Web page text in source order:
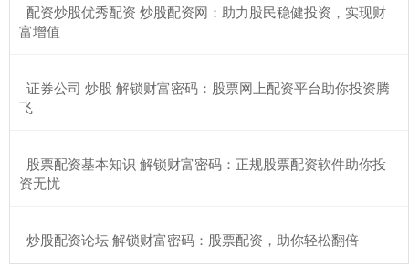
​配资炒股优秀配资 炒股配资网：助力股民稳健投资，实现财
富增值
​证券公司 炒股 解锁财富密码：股票网上配资平台助你投资腾
飞
​股票配资基本知识 解锁财富密码：正规股票配资软件助你投
资无忧
​炒股配资论坛 解锁财富密码：股票配资，助你轻松翻倍